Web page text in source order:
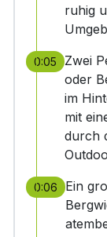
ruhig
0:05
Zwei
oder
im
mit
durch
0:06
Ein